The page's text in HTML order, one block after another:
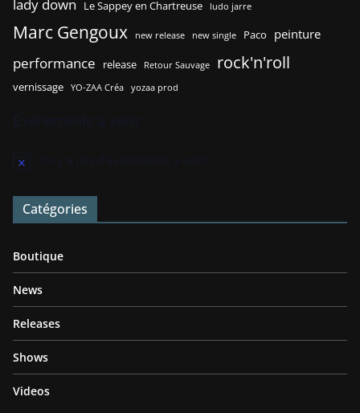
lady down Le Sappey en Chartreuse ludo jarre
Marc Gengoux new release new single Paco peinture
performance release Retour Sauvage rock'n'roll
vernissage YO-ZAA Créa yozaa prod
N
t
c
Catégories
Boutique
News
Releases
Shows
Videos